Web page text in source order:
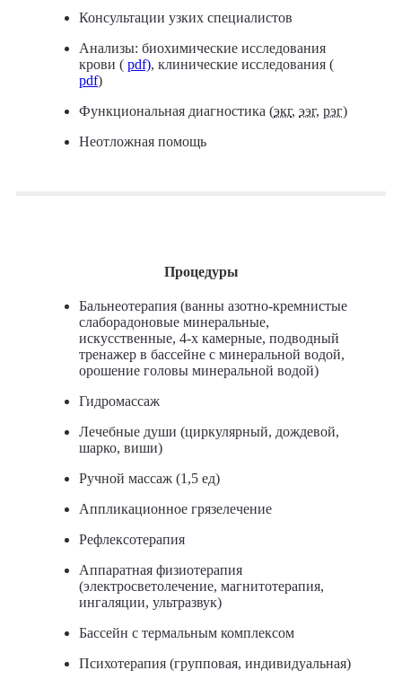
Консультации узких специалистов
Анализы: биохимические исследования
крови ( pdf), клинические исследования (
pdf)
Функциональная диагностика (экг, ээг, рэг)
Неотложная помощь
Процедуры
Бальнеотерапия (ванны азотно-кремнистые
слаборадоновые минеральные,
искусственные, 4-х камерные, подводный
тренажер в бассейне с минеральной водой,
орошение головы минеральной водой)
Гидромассаж
Лечебные души (циркулярный, дождевой,
шарко, виши)
Ручной массаж (1,5 ед)
Аппликационное грязелечение
Рефлексотерапия
Аппаратная физиотерапия
(электросветолечение, магнитотерапия,
ингаляции, ультразвук)
Бассейн с термальным комплексом
Психотерапия (групповая, индивидуальная)